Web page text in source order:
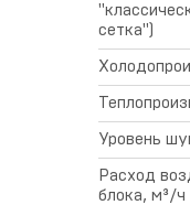
сетка")
Уровень
Расход
блока, м³/ч